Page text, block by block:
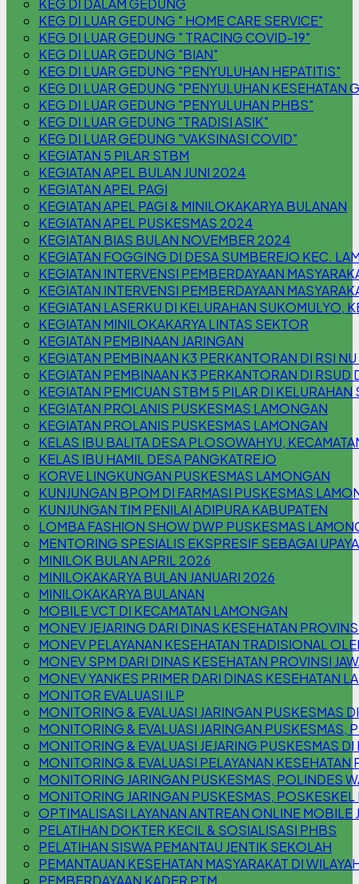
KEG DI DALAM GEDUNG
KEG DI LUAR GEDUNG " HOME CARE SERVICE"
KEG DI LUAR GEDUNG " TRACING COVID-19"
KEG DI LUAR GEDUNG "BIAN"
KEG DI LUAR GEDUNG "PENYULUHAN HEPATITIS"
KEG DI LUAR GEDUNG "PENYULUHAN KESEHATAN
KEG DI LUAR GEDUNG "PENYULUHAN PHBS"
KEG DI LUAR GEDUNG "TRADISI ASIK"
KEG DI LUAR GEDUNG "VAKSINASI COVID"
KEGIATAN 5 PILAR STBM
KEGIATAN APEL BULAN JUNI 2024
KEGIATAN APEL PAGI
KEGIATAN APEL PAGI & MINILOKAKARYA BULANAN
KEGIATAN APEL PUSKESMAS 2024
KEGIATAN BIAS BULAN NOVEMBER 2024
KEGIATAN FOGGING DI DESA SUMBEREJO KEC.
KEGIATAN INTERVENSI PEMBERDAYAAN
KEGIATAN INTERVENSI PEMBERDAYAAN
KEGIATAN LASERKU DI KELURAHAN SUKOMULYO,
KEGIATAN MINILOKAKARYA LINTAS SEKTOR
KEGIATAN PEMBINAAN JARINGAN
KEGIATAN PEMBINAAN K3 PERKANTORAN DI RSI
KEGIATAN PEMBINAAN K3 PERKANTORAN DI
KEGIATAN PEMICUAN STBM 5 PILAR DI
KEGIATAN PROLANIS PUSKESMAS LAMONGAN
KEGIATAN PROLANIS PUSKESMAS LAMONGAN
KELAS IBU BALITA DESA PLOSOWAHYU,
KELAS IBU HAMIL DESA PANGKATREJO
KORVE LINGKUNGAN PUSKESMAS LAMONGAN
KUNJUNGAN BPOM DI FARMASI PUSKESMAS
KUNJUNGAN TIM PENILAI ADIPURA KABUPATEN
LOMBA FASHION SHOW DWP PUSKESMAS
MENTORING SPESIALIS EKSPRESIF SEBAGAI
MINILOK BULAN APRIL 2026
MINILOKAKARYA BULAN JANUARI 2026
MINILOKAKARYA BULANAN
MOBILE VCT DI KECAMATAN LAMONGAN
MONEV JEJARING DARI DINAS KESEHATAN
MONEV PELAYANAN KESEHATAN TRADISIONAL
MONEV SPM DARI DINAS KESEHATAN PROVINSI
MONEV YANKES PRIMER DARI DINAS KESEHATAN
MONITOR EVALUASI ILP
MONITORING & EVALUASI JARINGAN PUSKESMAS
MONITORING & EVALUASI JARINGAN PUSKESMAS,
MONITORING & EVALUASI JEJARING PUSKESMAS
MONITORING & EVALUASI PELAYANAN KESEHATAN
MONITORING JARINGAN PUSKESMAS, POLINDES
MONITORING JARINGAN PUSKESMAS,
OPTIMALISASI LAYANAN ANTREAN ONLINE MOBILE
PELATIHAN DOKTER KECIL & SOSIALISASI PHBS
PELATIHAN SISWA PEMANTAU JENTIK SEKOLAH
PEMANTAUAN KESEHATAN MASYARAKAT DI
PEMBERDAYAAN KADER PTM